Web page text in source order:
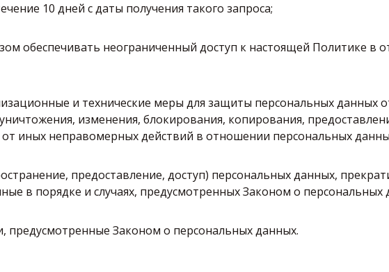
10 дней с даты получения такого запроса;
обеспечивать неограниченный доступ к настоящей Политике в
и технические меры для защиты персональных данных
изменения, блокирования, копирования,
иных неправомерных действий в отношении персональных
предоставление, доступ) персональных данных,
в порядке и случаях, предусмотренных Законом о персональных
предусмотренные Законом о персональных данных.